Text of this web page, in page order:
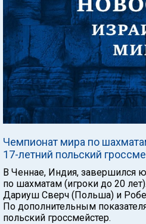
Чемпионат мира по
17-летний польский
В Ченнае, Индия, завершился
по шахматам (игроки до 20
Дариуш Сверч (Польша) и
По дополнительным
польский гроссмейстер.